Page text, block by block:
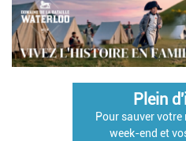
Plein
Pour sauver
week-end et